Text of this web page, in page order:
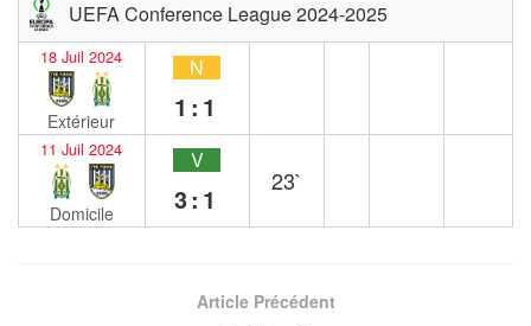
UEFA Conference League 2024-2025
18 Juil 2024
Extérieur
N
1:1
11 Juil 2024
Domicile
V
3:1
23`
Article Précédent